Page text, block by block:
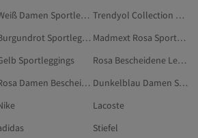
Weiß Damen Sportleggings
Trendyol Collection Gelb Sportleggings
Burgundrot Sportleggings
Madmext Rosa Sportleggings
Sportleggings
Rosa Bescheidene Leggings
Rosa Damen Bescheidene Leggings
Dunkelblau Damen Sportleggings
Lacoste
Stiefel